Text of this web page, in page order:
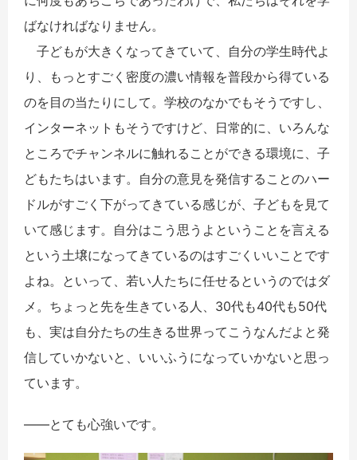
ばなければなりません。
子どもが大きくなってきていて、自分の学生時代よ
り、もっとすごく密度の濃い情報を普段から得ている
のを目の当たりにして。学校のなかでもそうですし、
インターネットもそうですけど、日常的に、いろんな
ところでチャンネルに触れることができる環境に、子
どもたちはいます。自分の意見を発信することのハー
ドルがすごく下がってきている感じが、子どもを見て
いて感じます。自分はこう思うよということを言える
という土壌になってきているのはすごくいいことです
よね。といって、若い人たちに任せるというのではダ
メ。ちょっと先を生きている人、30代も40代も50代
も、実は自分たちの生きる世界ってこうなんだよと発
信していかないと、いいふうになっていかないと思っ
ています。
――とても心強いです。